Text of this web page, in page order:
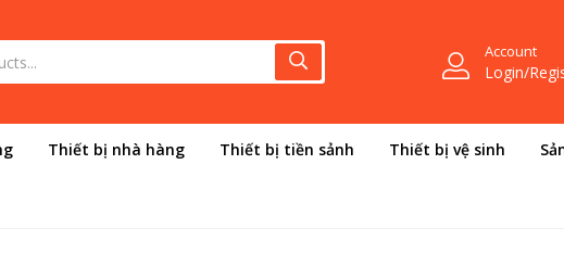
Account
Login/
Thiết bị nhà hàng Thiết bị tiền sảnh Thiết bị vệ sinh